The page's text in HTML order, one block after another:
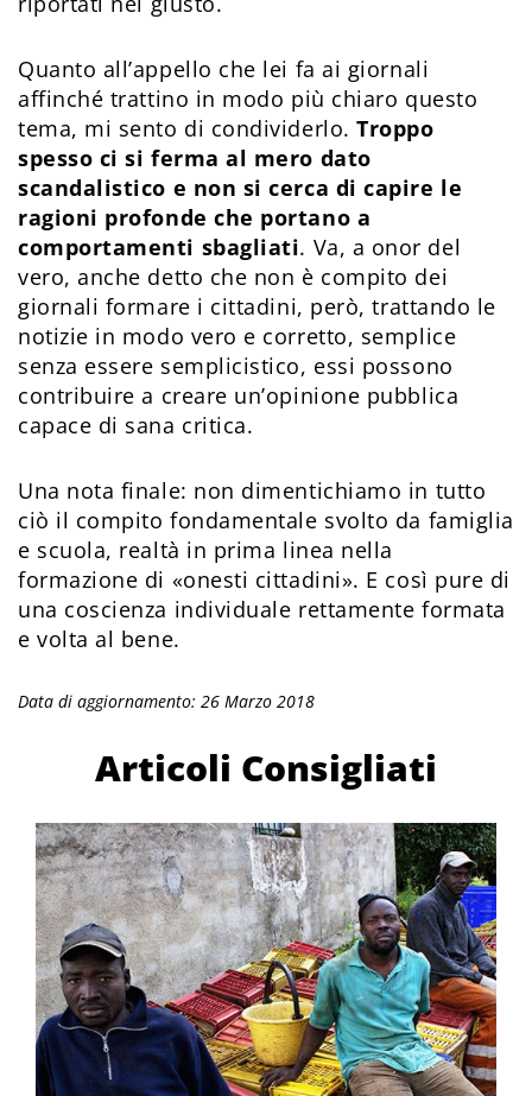
Quanto all’appello che lei fa ai giornali
affinché trattino in modo più chiaro questo
tema, mi sento di condividerlo.Troppo
spesso ci si ferma al mero dato
scandalistico e non si cerca di capire le
ragioni profonde che portano a
comportamenti sbagliati. Va, a onor del
vero, anche detto che non è compito dei
giornali formare i cittadini, però, trattando le
notizie in modo vero e corretto, semplice
senza essere semplicistico, essi possono
contribuire a creare un’opinione pubblica
capace di sana critica.
Una nota finale: non dimentichiamo in tutto
ciò il compito fondamentale svolto da famiglia
e scuola, realtà in prima linea nella
formazione di «onesti cittadini». E così pure di
una coscienza individuale rettamente formata
e volta al bene.
Data di aggiornamento: 26 Marzo 2018
Articoli Consigliati